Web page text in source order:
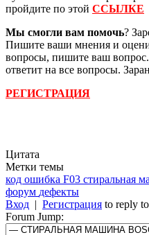
пройдите по этой ССЫЛКЕ
Мы смогли вам помочь?
Пишите ваши мнения и
вопросы, пишите ваш
ответит на все вопросы.
РЕГИСТРАЦИЯ
Цитата
Метки темы
код ошибка F03 стиральная
форум дефекты
Вход | Регистрация to reply
Forum Jump: